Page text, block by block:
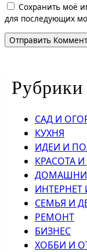
Сохранить моё
для последующих
Рубрики
САД И
КУХНЯ
ИДЕИ И
КРАСОТА
СЕМЬЯ И
РЕМОНТ
БИЗНЕС
ХОББИ И